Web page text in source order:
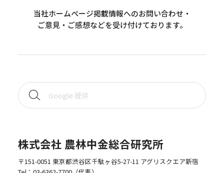
当社ホームページ掲載情報へのお問い合わせ・
ご意見・ご感想などを受け付けております。
株式会社 農林中金総合研究所
〒151-0051 東京都渋谷区千駄ヶ谷5-27-11 アグリスクエア新宿